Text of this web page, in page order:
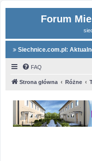
Forum
Siechnice.com.pl:
FAQ
Strona główna Różne